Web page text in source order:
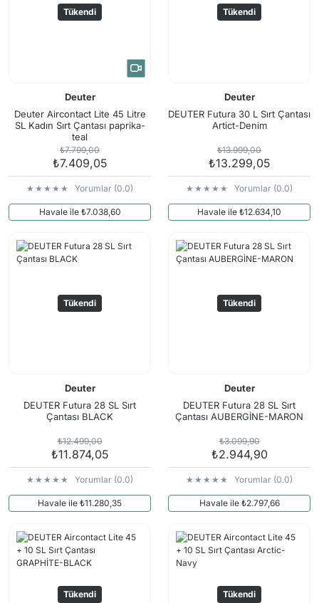
Tükendi
Deuter
Deuter Aircontact Lite 45 Litre
SL Kadın Sırt Çantası paprika-
teal
₺7.799,00
₺7.409,05
Yorumlar (0.0)
Havale ile ₺7.038,60
Tükendi
Deuter
DEUTER Futura 30 L Sırt Çantası
Artict-Denim
₺13.999,00
₺13.299,05
Yorumlar (0.0)
Havale ile ₺12.634,10
Tükendi
Deuter
DEUTER Futura 28 SL Sırt
Çantası BLACK
₺12.499,00
₺11.874,05
Yorumlar (0.0)
Havale ile ₺11.280,35
Tükendi
Deuter
DEUTER Futura 28 SL Sırt
Çantası AUBERGİNE-MARON
₺3.099,90
₺2.944,90
Yorumlar (0.0)
Havale ile ₺2.797,66
Tükendi Tükendi